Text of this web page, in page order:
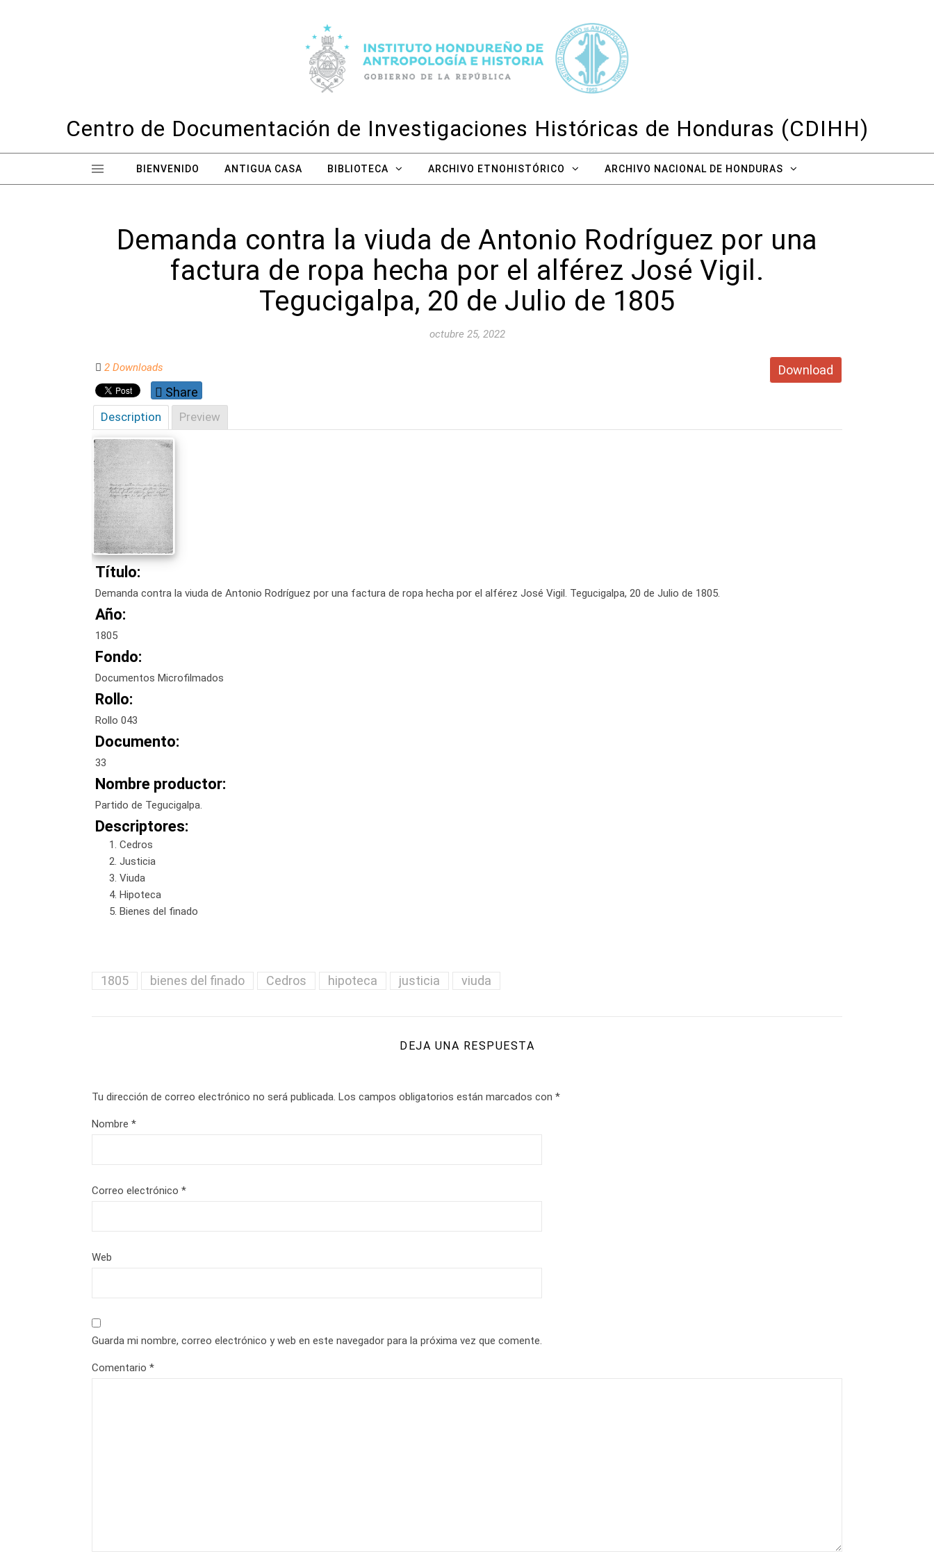
Centro de Documentación de Investigaciones Históricas de Honduras (CDIHH)
BIENVENIDO ANTIGUA CASA BIBLIOTECA ARCHIVO ETNOHISTÓRICO ARCHIVO NACIONAL DE HONDURAS
Demanda contra la viuda de Antonio Rodríguez por una
factura de ropa hecha por el alférez José Vigil.
Tegucigalpa, 20 de Julio de 1805
octubre 25, 2022
Download
2 Downloads
Share
Description Preview
Título:
Demanda contra la viuda de Antonio Rodríguez por una factura de ropa hecha por el alférez José Vigil. Tegucigalpa, 20 de Julio de 1805.
Año:
1805
Fondo:
Documentos Microfilmados
Rollo:
Rollo 043
Documento:
33
Nombre productor:
Partido de Tegucigalpa.
Descriptores:
Cedros
Justicia
Viuda
Hipoteca
Bienes del finado
1805 bienes del finado Cedros hipoteca justicia viuda
DEJA UNA RESPUESTA
Tu dirección de correo electrónico no será publicada. Los campos obligatorios están marcados con *
Nombre *
Correo electrónico *
Web
Guarda mi nombre, correo electrónico y web en este navegador para la próxima vez que comente.
Comentario *